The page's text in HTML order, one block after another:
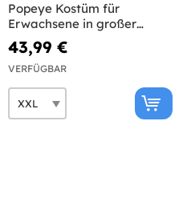
Popeye Kostüm für
Erwachsene in großer
Größe
43,99 €
VERFÜGBAR